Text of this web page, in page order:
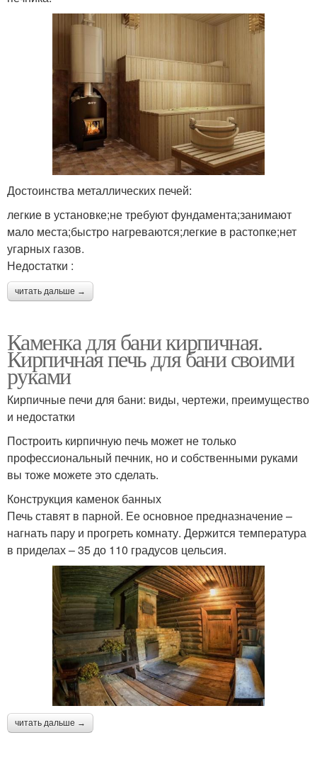
Достоинства металлических печей:
легкие в установке;не требуют фундамента;занимают
мало места;быстро нагреваются;легкие в растопке;нет
угарных газов.
Недостатки :
читать дальше →
Каменка для бани кирпичная.
Кирпичная печь для бани своими
руками
Кирпичные печи для бани: виды, чертежи, преимущество
и недостатки
Построить кирпичную печь может не только
профессиональный печник, но и собственными руками
вы тоже можете это сделать.
Конструкция каменок банных
Печь ставят в парной. Ее основное предназначение –
нагнать пару и прогреть комнату. Держится температура
в приделах – 35 до 110 градусов цельсия.
читать дальше →